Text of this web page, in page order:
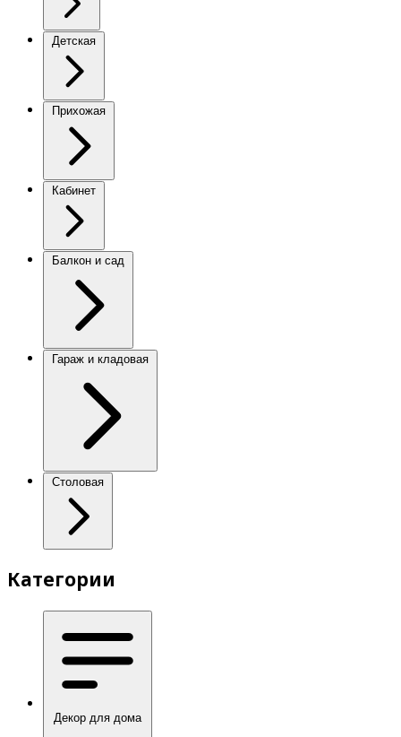
Детская
Прихожая
Кабинет
Балкон и сад
Гараж и кладовая
Столовая
Категории
Декор для дома